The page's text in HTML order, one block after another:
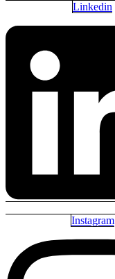
Linkedin
Instagram